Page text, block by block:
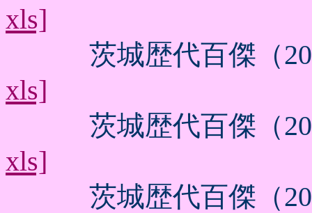
xls]
茨城歴代百傑（
xls]
茨城歴代百傑（
xls]
茨城歴代百傑（